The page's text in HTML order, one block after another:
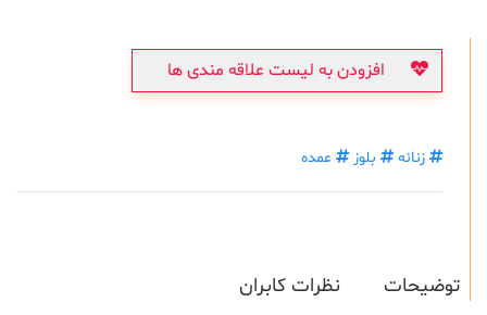
افزودن به لیست علاقه مندی ها
زنانه بلوز عمده
توضیحات نظرات کابران